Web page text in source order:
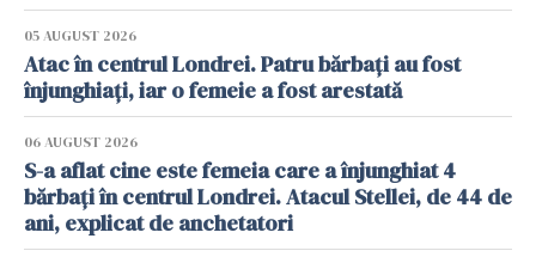
05 AUGUST 2026
Atac în centrul Londrei. Patru bărbați au fost
înjunghiați, iar o femeie a fost arestată
06 AUGUST 2026
S-a aflat cine este femeia care a înjunghiat 4
bărbați în centrul Londrei. Atacul Stellei, de 44 de
ani, explicat de anchetatori